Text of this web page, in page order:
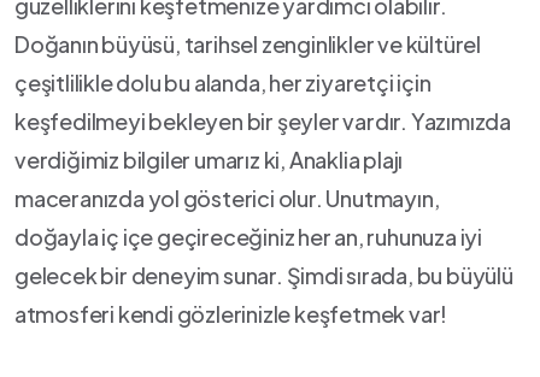
Doğanın⁣ büyüsü, ‍tarihsel zenginlikler ve ‍kültürel
çeşitlilikle dolu bu alanda, her ziyaretçi için
keşfedilmeyi bekleyen bir şeyler ‍vardır. Yazımızda⁢
verdiğimiz bilgiler umarız ki, Anaklia plajı
maceranızda yol ⁣gösterici olur. Unutmayın,
doğayla iç içe geçireceğiniz her an,⁤ ruhunuza iyi
gelecek bir deneyim sunar. Şimdi ⁣sırada, bu büyülü
⁢atmosferi kendi​ gözlerinizle keşfetmek var!